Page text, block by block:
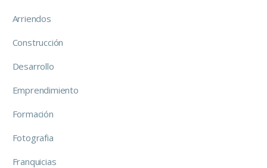
Arriendos
Construcción
Desarrollo
Emprendimiento
Formación
Fotografia
Franquicias